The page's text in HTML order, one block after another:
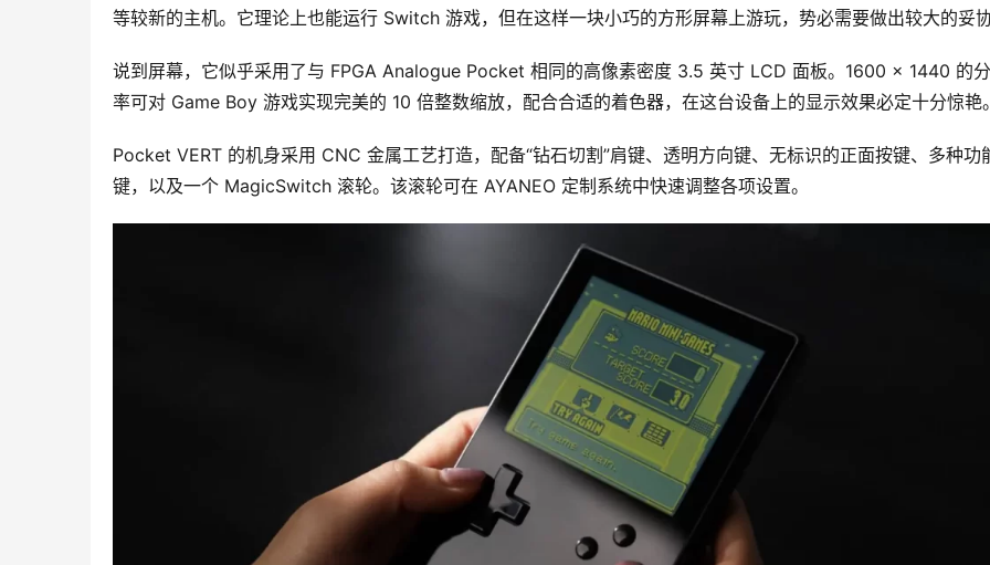
等较新的主机。它理论上也能运行 Switch 游戏，但在这样一块小巧的方形屏幕上游玩，势必需要做出较大的妥协
说到屏幕，它似乎采用了与 FPGA Analogue Pocket 相同的高像素密度 3.5 英寸 LCD 面板。1600 × 1440 的
率可对 Game Boy 游戏实现完美的 10 倍整数缩放，配合合适的着色器，在这台设备上的显示效果必定十分惊艳。
Pocket VERT 的机身采用 CNC 金属工艺打造，配备“钻石切割”肩键、透明方向键、无标识的正面按键、多种功
键，以及一个 MagicSwitch 滚轮。该滚轮可在 AYANEO 定制系统中快速调整各项设置。